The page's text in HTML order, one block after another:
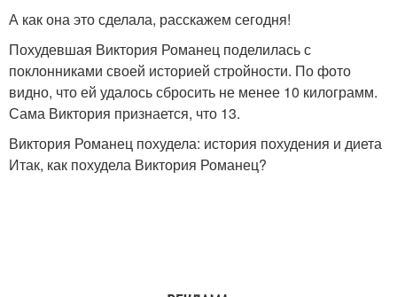
А как она это сделала, расскажем сегодня!
Похудевшая Виктория Романец поделилась с
поклонниками своей историей стройности. По фото
видно, что ей удалось сбросить не менее 10 килограмм.
Сама Виктория признается, что 13.
Виктория Романец похудела: история похудения и диета
Итак, как похудела Виктория Романец?